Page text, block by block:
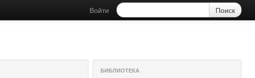
Войти
БИБЛИОТЕКА